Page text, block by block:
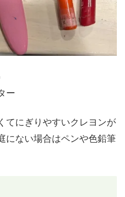
ー
てにぎりやすいクレヨンが
にない場合はペンや色鉛筆